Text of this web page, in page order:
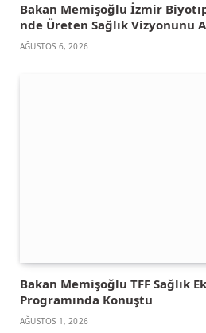
Bakan Memişoğlu İzmir
nde Üreten Sağlık Vizyonunu
AĞUSTOS 6, 2026
Bakan Memişoğlu TFF Sağlık
Programında Konuştu
AĞUSTOS 1, 2026